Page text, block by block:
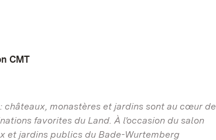
CMT
châteaux, monastères et jardins sont au cœur de
favorites du Land. À l'occasion du salon
et jardins publics du Bade-Wurtemberg